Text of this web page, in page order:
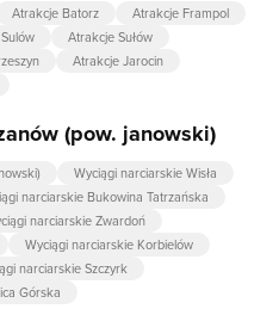
Atrakcje Batorz
Atrakcje Frampol
Atrakcje Sułów
Atrakcje Jarocin
(pow. janowski)
Wyciągi narciarskie Wisła
narciarskie Bukowina Tatrzańska
narciarskie Zwardoń
Wyciągi narciarskie Korbielów
narciarskie Szczyrk
Górska